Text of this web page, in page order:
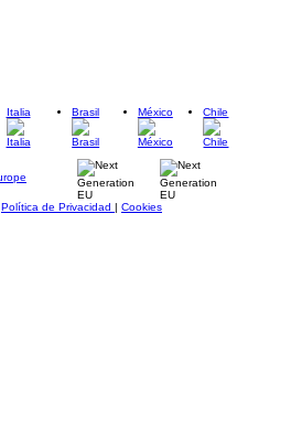
Italia Brasil México Chile
Política de Privacidad | Cookies